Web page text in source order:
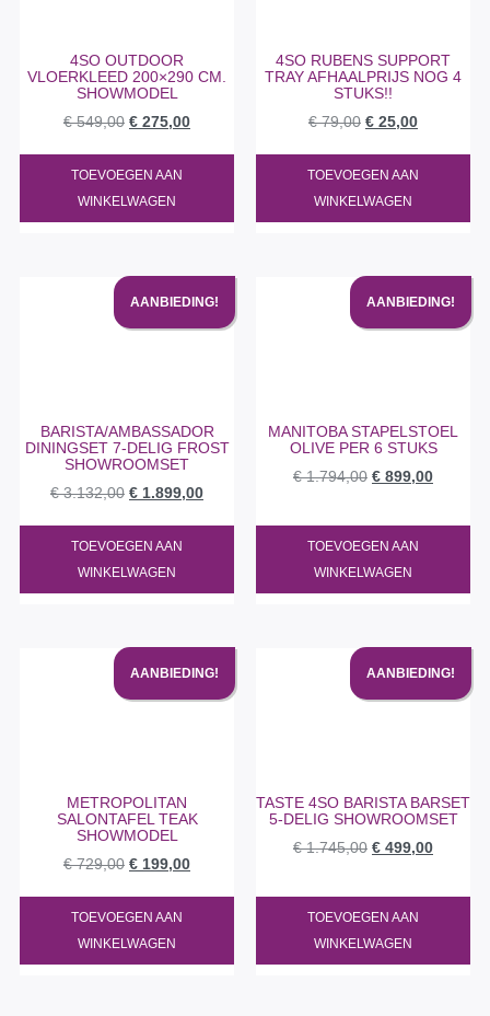
4SO OUTDOOR
VLOERKLEED 200×290 CM.
SHOWMODEL
€549,00 € 275,00
TOEVOEGEN AAN
WINKELWAGEN
4SO RUBENS SUPPORT
TRAY AFHAALPRIJS NOG 4
STUKS!!
€79,00 € 25,00
TOEVOEGEN AAN
WINKELWAGEN
AANBIEDING!
BARISTA/AMBASSADOR
DININGSET 7-DELIG FROST
SHOWROOMSET
€3.132,00 € 1.899,00
TOEVOEGEN AAN
WINKELWAGEN
AANBIEDING!
MANITOBA STAPELSTOEL
OLIVE PER 6 STUKS
€1.794,00 € 899,00
TOEVOEGEN AAN
WINKELWAGEN
AANBIEDING!
METROPOLITAN
SALONTAFEL TEAK
SHOWMODEL
€729,00 € 199,00
TOEVOEGEN AAN
WINKELWAGEN
AANBIEDING!
TASTE 4SO BARISTA BARSET
5-DELIG SHOWROOMSET
€1.745,00 € 499,00
TOEVOEGEN AAN
WINKELWAGEN